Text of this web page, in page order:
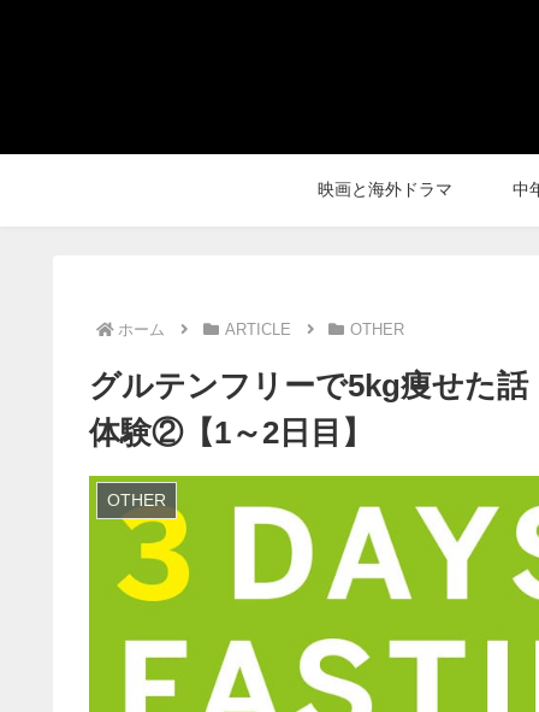
映画と海外ドラマ 中
ホーム ARTICLE OTHER
グルテンフリーで5kg痩せた
体験②【1～2日目】
OTHER